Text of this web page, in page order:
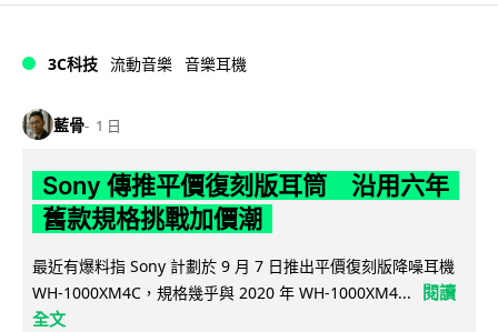
3C科技 流動音樂 音樂耳機
藍骨 1 日
Sony 傳推平價復刻版耳筒 沿用六年
舊款規格挑戰加價潮
最近有爆料指 Sony 計劃於 9 月 7 日推出平價復刻版降噪耳機
WH-1000XM4C，規格幾乎與 2020 年 WH-1000XM4...
閱讀
全文